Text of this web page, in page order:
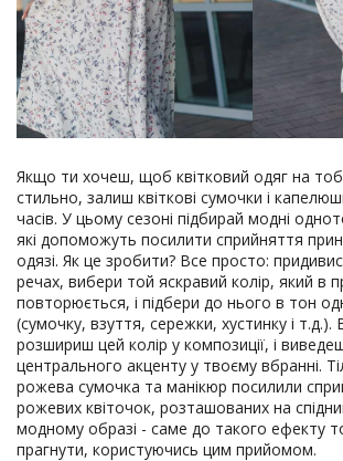
Якщо ти хочеш, щоб квітковий одяг на
стильно, залиш квіткові сумочки і
часів. У цьому сезоні підбирай модні
які допоможуть посилити сприйняття
одязі. Як це зробити? Все просто:
речах, вибери той яскравий колір, який в
повторюється, і підбери до нього в тон
(сумочку, взуття, сережки, хустинку і т.д.).
розшириш цей колір у композиції, і
центрального акценту у твоєму вбранні.
рожева сумочка та манікюр посилили
рожевих квіточок, розташованих на
модному образі - саме до такого ефекту
прагнути, користуючись цим прийомом.